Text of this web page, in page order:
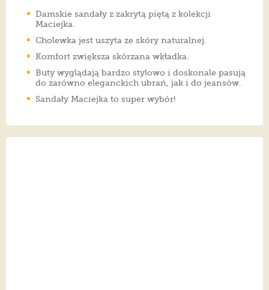
Damskie sandały z zakrytą piętą z kolekcji
Maciejka.
Cholewka jest uszyta ze skóry naturalnej.
Komfort zwiększa skórzana wkładka.
Buty wyglądają bardzo stylowo i doskonale pasują
do zarówno eleganckich ubrań, jak i do jeansów.
Sandały Maciejka to super wybór!